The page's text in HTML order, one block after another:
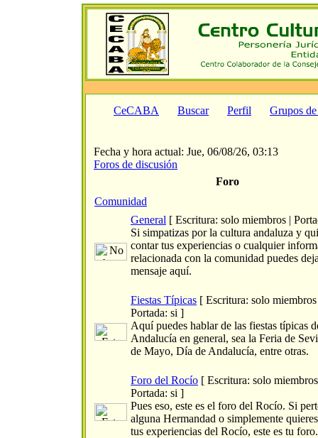
CeCABA Buscar Perfil Grupos
Fecha y hora actual: Jue, 06/08/26, 03:13
Foros de discusión
Foro
Comunidad
General [ Escritura: solo miembros |
Si simpatizas por la cultura andaluza y
contar tus experiencias o cualquier
relacionada con la comunidad puedes
mensaje aquí.
Fiestas Típicas [ Escritura: solo miembros
Portada: si ]
Aquí puedes hablar de las fiestas típicas
Andalucía en general, sea la Feria de
de Mayo, Día de Andalucía, entre otras.
Foro del Rocío [ Escritura: solo
Portada: si ]
Pues eso, este es el foro del Rocío. Si
alguna Hermandad o simplemente
tus experiencias del Rocío, este es tu foro.